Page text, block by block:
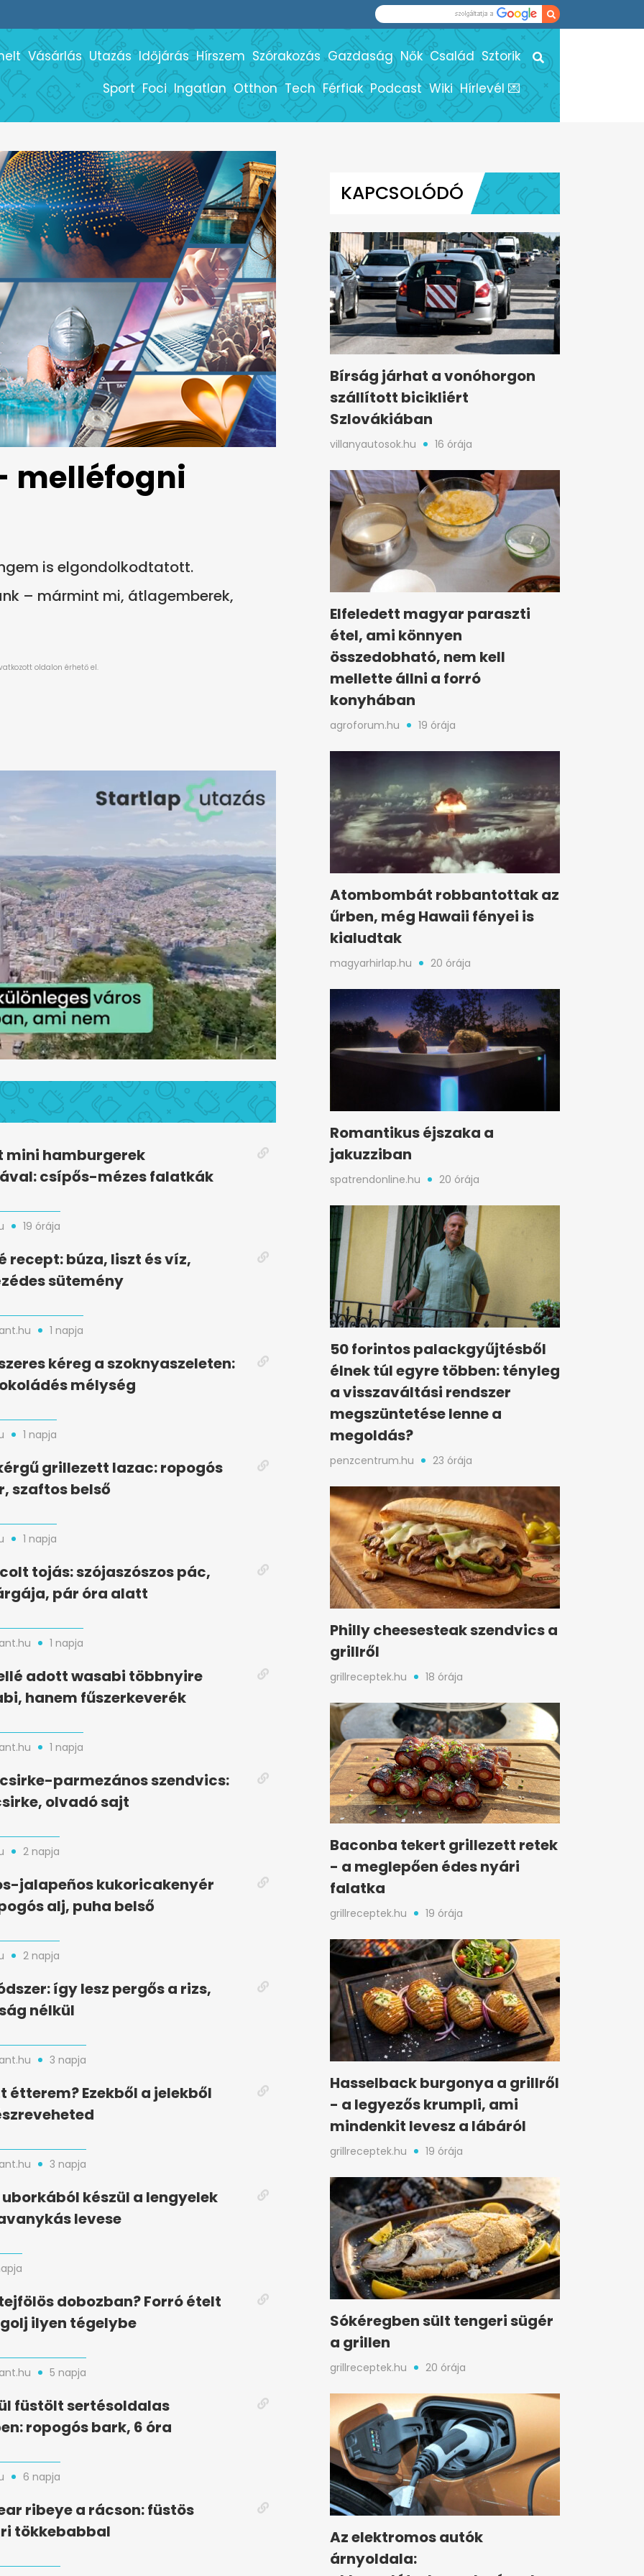
Vásárlás Utazás Időjárás Hírszem Szórakozás Gazdaság Nők Család Sztorik
Sport Foci Ingatlan Otthon Tech Férfiak Podcast Wiki Hírlevél 💌
melléfogni
is elgondolkodtatott.
– mármint mi, átlagemberek,
mini hamburgerek
csípős-mézes falatkák
19 órája
recept: búza, liszt és víz,
sütemény
1 napja
kéreg a szoknyaszeleten:
mélység
1 napja
grillezett lazac: ropogós
szaftos belső
1 napja
tojás: szójaszószos pác,
pár óra alatt
1 napja
adott wasabi többnyire
hanem fűszerkeverék
1 napja
parmezános szendvics:
olvadó sajt
2 napja
jalapeños kukoricakenyér
alj, puha belső
2 napja
így lesz pergős a rizs,
nélkül
3 napja
étterem? Ezekből a jelekből
3 napja
készül a lengyelek
levese
dobozban? Forró ételt
ilyen tégelybe
5 napja
füstölt sertésoldalas
ropogós bark, 6 óra
6 napja
ribeye a rácson: füstös
tökkebabbal
KAPCSOLÓDÓ
Bírság járhat a vonóhorgon
szállított bicikliért
Szlovákiában
villanyautosok.hu 16 órája
Elfeledett magyar paraszti
étel, ami könnyen
összedobható, nem kell
mellette állni a forró
konyhában
agroforum.hu 19 órája
Atombombát robbantottak az
űrben, még Hawaii fényei is
kialudtak
magyarhirlap.hu 20 órája
Romantikus éjszaka a
jakuzziban
spatrendonline.hu 20 órája
50 forintos palackgyűjtésből
élnek túl egyre többen: tényleg
a visszaváltási rendszer
megszüntetése lenne a
megoldás?
penzcentrum.hu 23 órája
Philly cheesesteak szendvics a
grillről
grillreceptek.hu 18 órája
Baconba tekert grillezett retek
- a meglepően édes nyári
falatka
grillreceptek.hu 19 órája
Hasselback burgonya a grillről
- a legyezős krumpli, ami
mindenkit levesz a lábáról
grillreceptek.hu 19 órája
Sókéregben sült tengeri sügér
a grillen
grillreceptek.hu 20 órája
Az elektromos autók
árnyoldala: